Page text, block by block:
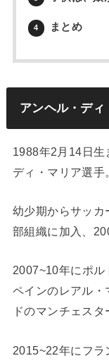
4 まとめ
アンヘル・ディ
1988年2月14日生
ディ・マリア選手
幼少期からサッ
部組織に加入、
2007~10年にポル
ペインのレアル
ドのマンチェスタ
2015~22年にフラ